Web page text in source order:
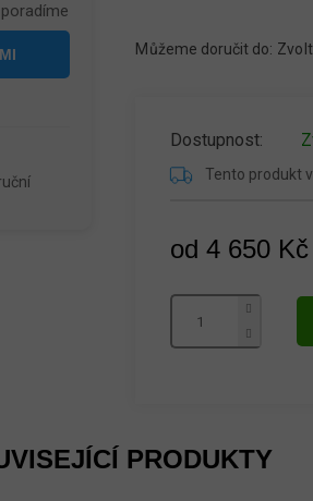
od4 650 Kč
Tento produkt
Můžeme doručit do:
PRODUKTY